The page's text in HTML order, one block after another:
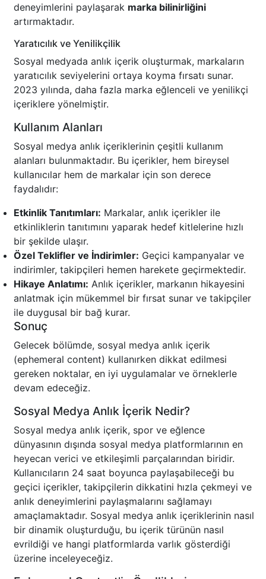
deneyimlerini paylaşarak marka bilinirliğini
artırmaktadır.
Yaratıcılık ve Yenilikçilik
Sosyal medyada anlık içerik oluşturmak, markaların
yaratıcılık seviyelerini ortaya koyma fırsatı sunar.
2023 yılında, daha fazla marka eğlenceli ve yenilikçi
içeriklere yönelmiştir.
Kullanım Alanları
Sosyal medya anlık içeriklerinin çeşitli kullanım
alanları bulunmaktadır. Bu içerikler, hem bireysel
kullanıcılar hem de markalar için son derece
faydalıdır:
Etkinlik Tanıtımları: Markalar, anlık içerikler ile
etkinliklerin tanıtımını yaparak hedef kitlelerine hızlı
bir şekilde ulaşır.
Özel Teklifler ve İndirimler: Geçici kampanyalar ve
indirimler, takipçileri hemen harekete geçirmektedir.
Hikaye Anlatımı: Anlık içerikler, markanın hikayesini
anlatmak için mükemmel bir fırsat sunar ve takipçiler
ile duygusal bir bağ kurar.
Sonuç
Gelecek bölümde, sosyal medya anlık içerik
(ephemeral content) kullanırken dikkat edilmesi
gereken noktalar, en iyi uygulamalar ve örneklerle
devam edeceğiz.
Sosyal Medya Anlık İçerik Nedir?
Sosyal medya anlık içerik, spor ve eğlence
dünyasının dışında sosyal medya platformlarının en
heyecan verici ve etkileşimli parçalarından biridir.
Kullanıcıların 24 saat boyunca paylaşabileceği bu
geçici içerikler, takipçilerin dikkatini hızla çekmeyi ve
anlık deneyimlerini paylaşmalarını sağlamayı
amaçlamaktadır. Sosyal medya anlık içeriklerinin nasıl
bir dinamik oluşturduğu, bu içerik türünün nasıl
evrildiği ve hangi platformlarda varlık gösterdiği
üzerine inceleyeceğiz.